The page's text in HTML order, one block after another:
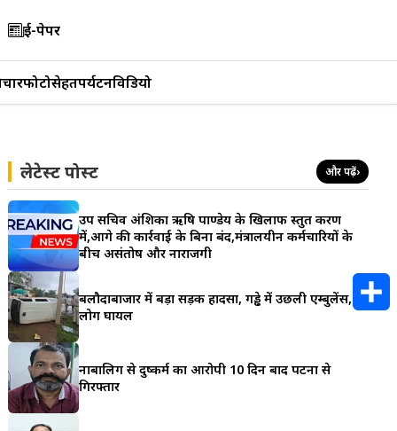
ई-पेपर
फोटोसेहतपर्यटनविडियो
लेटेस्ट पोस्ट और पढ़ें›
उप सचिव अंशिका ऋषि पाण्डेय के खिलाफ प्रस्तुत प्रकरण
में,आगे की कार्रवाई के बिना बंद,मंत्रालयीन कर्मचारियों के
बीच असंतोष और नाराजगी
बलौदाबाजार में बड़ा सड़क हादसा, गड्ढे में उछली एम्बुलेंस, 6
लोग घायल
नाबालिग से दुष्कर्म का आरोपी 10 दिन बाद पटना से
गिरफ्तार